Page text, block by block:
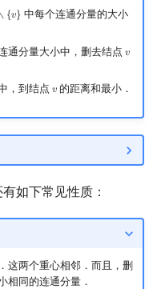
Powerful Number 筛
Min_25 筛
洲阁筛
类欧几里德算法
Meissel–Lehmer 算法
Stern–Brocot 树与 Farey
∖ {𝑣}
{v}
中每个连通分量的大小
通分量大小中，删去结点 𝑣
v
，到结点 𝑣
v的距离和最小．
如下常见性质：
这两个重心相邻．而且，删
相同的连通分量．